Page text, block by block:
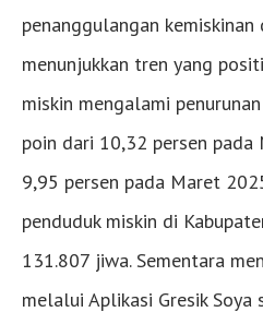
penanggulangan kemiskinan
menunjukkan tren yang
miskin mengalami
poin dari 10,32 persen
9,95 persen pada Maret
penduduk miskin di
131.807 jiwa. Sementara
melalui Aplikasi Gresik Soya